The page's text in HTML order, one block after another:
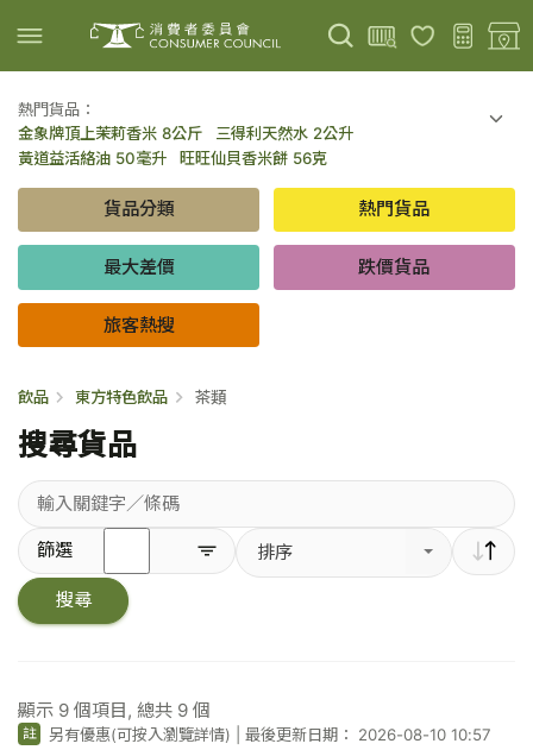
上載圖片 掃描條碼
熱門貨品：
金象牌頂上茉莉香米 8公斤
三得利天然水 2公升
黃道益活絡油 50毫升
旺旺仙貝香米餅 56克
百勝廚新加坡叻沙拉麵 144克
倍樂醇乳酪飲品 - 藍莓 65毫升 x 6
金象牌頂上茉莉香米 5公斤
低鹽/無鹽/低糖/無糖食品
貨品分類 熱門貨品
最大差價 跌價貨品
旅客熱搜
飲品 東方特色飲品 茶類
搜尋貨品
輸
入
關
鍵
字
篩選 排序
搜尋
顯示 9 個項目, 總共 9 個
註 另有優惠(可按入瀏覽詳情) |最後更新日期： 2026-08-10 10:57